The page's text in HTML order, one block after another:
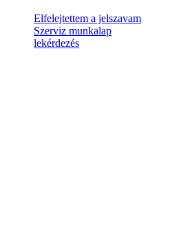
Elfelejtettem a jelszavam
Szerviz munkalap
lekérdezés